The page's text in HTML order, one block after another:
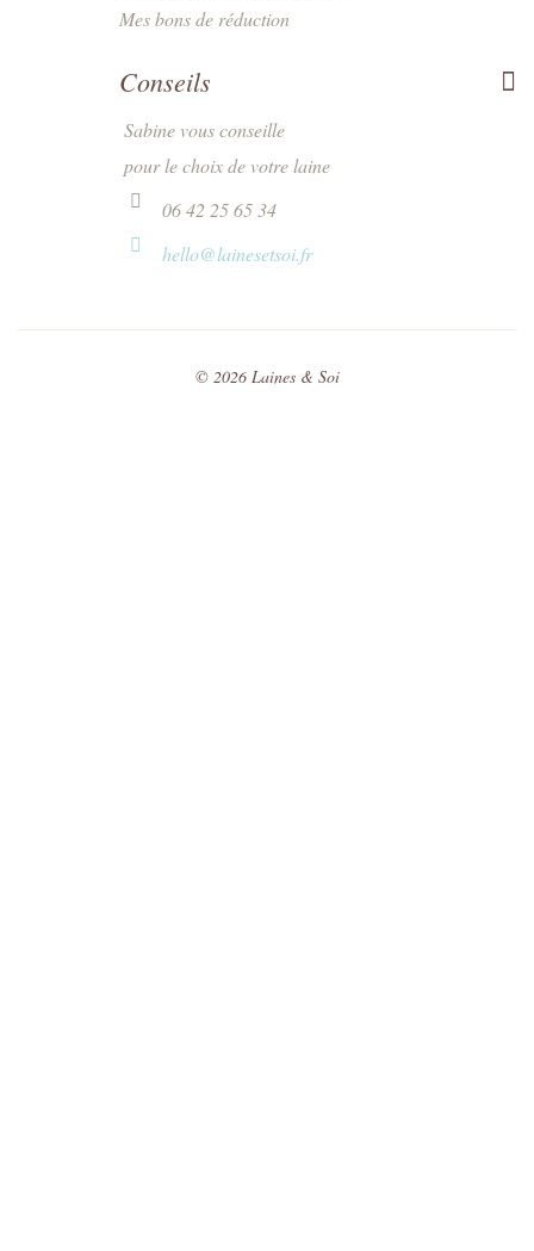
© 2026Laines & Soi
Mes bons de réduction
Conseils
Sabine vous conseille
pour le choix de votre laine
06 42 25 65 34
hello@lainesetsoi.fr